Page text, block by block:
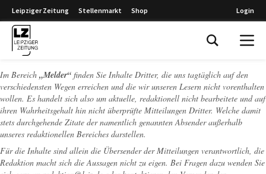
Leipziger Zeitung Stellenmarkt Shop Login
Im Bereich „Melder“ finden Sie Inhalte Dritter, die uns tagtäglich auf den
verschiedensten Wegen erreichen und die wir unseren Lesern nicht vorenthalten
wollen. Es handelt sich also um aktuelle, redaktionell nicht bearbeitete und auf
ihren Wahrheitsgehalt hin nicht überprüfte Mitteilungen Dritter. Welche damit
stets durchgehende Zitate der namentlich genannten Absender außerhalb
unseres redaktionellen Bereiches darstellen.
Für die Inhalte sind allein die Übersender der Mitteilungen verantwortlich, die
Redaktion macht sich die Aussagen nicht zu eigen. Bei Fragen dazu wenden Sie